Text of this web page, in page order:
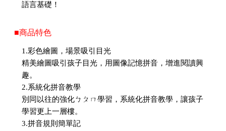
語言基礎！
■商品特色
1.彩色繪圖，場景吸引目光
精美繪圖吸引孩子目光，用圖像記憶拼音，增進閱讀興
趣。
2.系統化拼音教學
別同以往的強化ㄅㄆㄇ學習，系統化拼音教學，讓孩子
學習更上一層樓。
3.拼音規則簡單記